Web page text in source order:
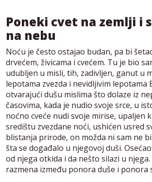
Poneki cvet na zemlji i
na nebu
Noću je često ostajao budan, pa bi
drvećem, živicama i cvećem. Tu je bio
udubljen u misli, tih, zadivljen, ganut u
lepotama zvezda i nevidljivim lepotama
otvarajući dušu mislima što dolaze iz
časovima, kada je nudio svoje srce, u
noćno cveće nudi svoje mirise, upaljen
središtu zvezdane noći, ushićen usred
blistanja prirode, on možda ni sam ne
šta se događalo u njegovoj duši.
od njega otkida i da nešto silazi u
razmena između ponora duše i ponora